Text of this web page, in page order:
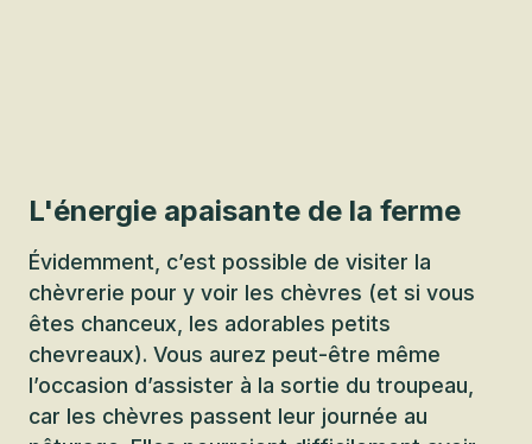
L'énergie apaisante de la ferme
Évidemment, c’est possible de visiter la
chèvrerie pour y voir les chèvres (et si vous
êtes chanceux, les adorables petits
chevreaux). Vous aurez peut-être même
l’occasion d’assister à la sortie du troupeau,
car les chèvres passent leur journée au